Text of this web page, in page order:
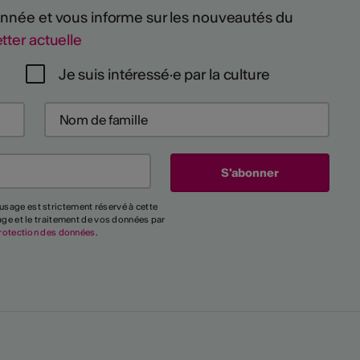
et vous informe sur les nouveautés du
actuelle
Je suis intéressé·e par la culture
est strictement réservé à cette
et le traitement de vos données par
des données.